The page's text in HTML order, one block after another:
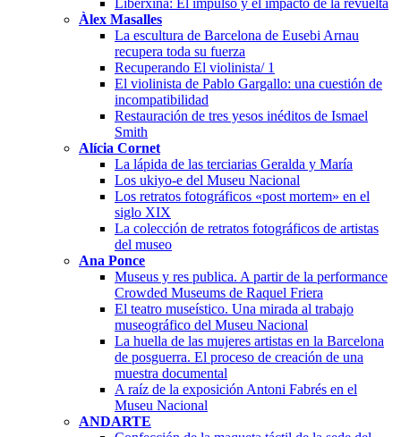
Liberxina: El impulso y el impacto de la revuelta
Àlex Masalles
La escultura de Barcelona de Eusebi Arnau
recupera toda su fuerza
Recuperando El violinista/ 1
El violinista de Pablo Gargallo: una cuestión de
incompatibilidad
Restauración de tres yesos inéditos de Ismael
Smith
Alícia Cornet
La lápida de las terciarias Geralda y María
Los ukiyo-e del Museu Nacional
Los retratos fotográficos «post mortem» en el
siglo XIX
La colección de retratos fotográficos de artistas
del museo
Ana Ponce
Museus y res publica. A partir de la performance
Crowded Museums de Raquel Friera
El teatro museístico. Una mirada al trabajo
museográfico del Museu Nacional
La huella de las mujeres artistas en la Barcelona
de posguerra. El proceso de creación de una
muestra documental
A raíz de la exposición Antoni Fabrés en el
Museu Nacional
ANDARTE